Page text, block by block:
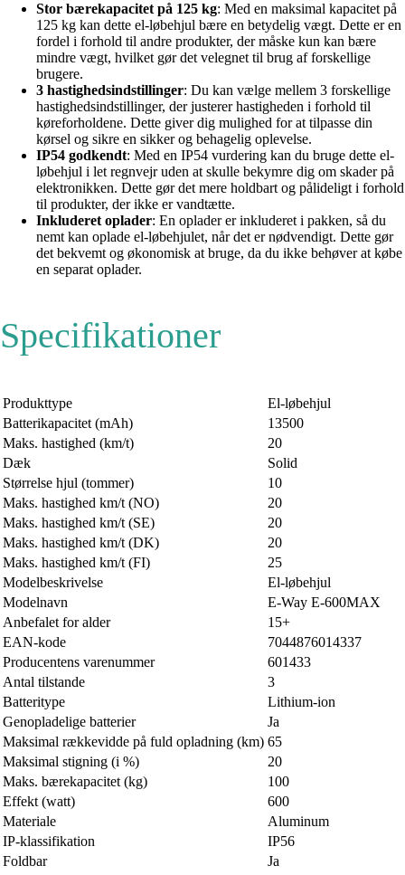
Stor bærekapacitet på 125 kg: Med en maksimal kapacitet på
125 kg kan dette el-løbehjul bære en betydelig vægt. Dette er en
fordel i forhold til andre produkter, der måske kun kan bære
mindre vægt, hvilket gør det velegnet til brug af forskellige
brugere.
3 hastighedsindstillinger: Du kan vælge mellem 3 forskellige
hastighedsindstillinger, der justerer hastigheden i forhold til
køreforholdene. Dette giver dig mulighed for at tilpasse din
kørsel og sikre en sikker og behagelig oplevelse.
IP54 godkendt: Med en IP54 vurdering kan du bruge dette el-
løbehjul i let regnvejr uden at skulle bekymre dig om skader på
elektronikken. Dette gør det mere holdbart og pålideligt i forhold
til produkter, der ikke er vandtætte.
Inkluderet oplader: En oplader er inkluderet i pakken, så du
nemt kan oplade el-løbehjulet, når det er nødvendigt. Dette gør
det bekvemt og økonomisk at bruge, da du ikke behøver at købe
en separat oplader.
Specifikationer
Produkttype
El-løbehjul
Batterikapacitet (mAh)
13500
Maks. hastighed (km/t)
20
Dæk
Solid
Størrelse hjul (tommer)
10
Maks. hastighed km/t (NO)
20
Maks. hastighed km/t (SE)
20
Maks. hastighed km/t (DK)
20
Maks. hastighed km/t (FI)
25
Modelbeskrivelse
El-løbehjul
Modelnavn
E-Way E-600MAX
Anbefalet for alder
15+
EAN-kode
7044876014337
Producentens varenummer
601433
Antal tilstande
3
Batteritype
Lithium-ion
Genopladelige batterier
Ja
Maksimal rækkevidde på fuld opladning (km) 65
Maksimal stigning (i %)
20
Maks. bærekapacitet (kg)
100
Effekt (watt)
600
Materiale
Aluminum
IP-klassifikation
IP56
Foldbar
Ja